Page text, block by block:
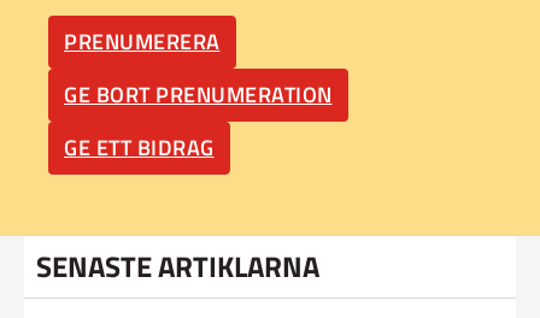
PRENUMERERA
GE BORT PRENUMERATION
GE ETT BIDRAG
SENASTE ARTIKLARNA